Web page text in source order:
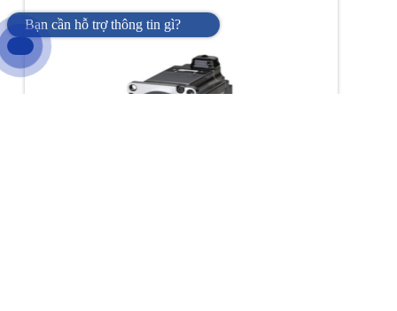
Bạn cần hỗ trợ thông tin gì?